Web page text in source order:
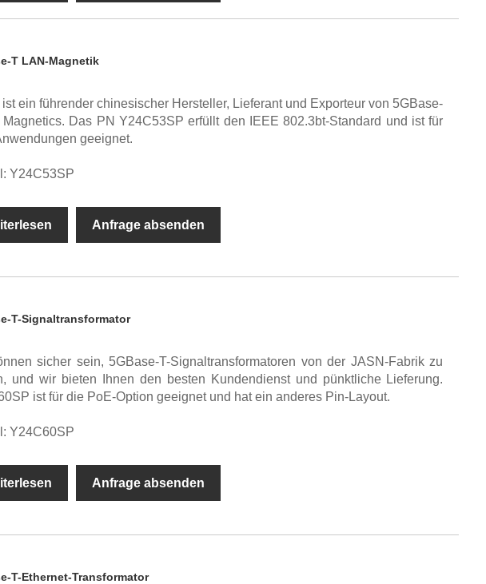
T LAN-Magnetik
ein führender chinesischer Hersteller, Lieferant und Exporteur von 5GBase-
Das PN Y24C53SP erfüllt den IEEE 802.3bt-Standard und ist für
geeignet.
Y24C53SP
Anfrage absenden
T-Signaltransformator
sicher sein, 5GBase-T-Signaltransformatoren von der JASN-Fabrik zu
und wir bieten Ihnen den besten Kundendienst und pünktliche Lieferung.
ist für die PoE-Option geeignet und hat ein anderes Pin-Layout.
Y24C60SP
Anfrage absenden
T-Ethernet-Transformator